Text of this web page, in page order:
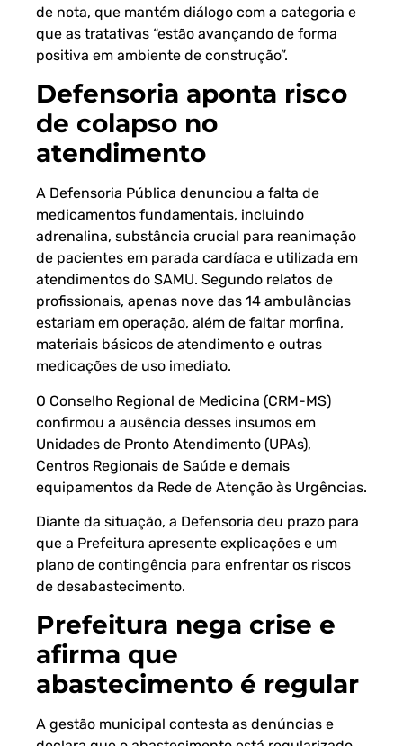
de nota, que mantém diálogo com a categoria e
que as tratativas “estão avançando de forma
positiva em ambiente de construção”.
Defensoria aponta risco
de colapso no
atendimento
A Defensoria Pública denunciou a falta de
medicamentos fundamentais, incluindo
adrenalina, substância crucial para reanimação
de pacientes em parada cardíaca e utilizada em
atendimentos do SAMU. Segundo relatos de
profissionais, apenas nove das 14 ambulâncias
estariam em operação, além de faltar morfina,
materiais básicos de atendimento e outras
medicações de uso imediato.
O Conselho Regional de Medicina (CRM-MS)
confirmou a ausência desses insumos em
Unidades de Pronto Atendimento (UPAs),
Centros Regionais de Saúde e demais
equipamentos da Rede de Atenção às Urgências.
Diante da situação, a Defensoria deu prazo para
que a Prefeitura apresente explicações e um
plano de contingência para enfrentar os riscos
de desabastecimento.
Prefeitura nega crise e
afirma que
abastecimento é regular
A gestão municipal contesta as denúncias e